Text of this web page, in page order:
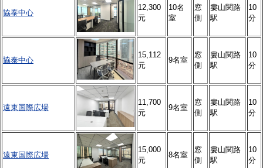
協泰中心
12,300
元
10名
室
窓
側
婁山関路
駅
10
分
協泰中心
15,112
元
9名室
窓
側
婁山関路
駅
10
分
遠東国際広場
11,700
元
9名室
窓
側
婁山関路
駅
10
分
遠東国際広場
15,000
元
8名室
窓
側
婁山関路
駅
10
分